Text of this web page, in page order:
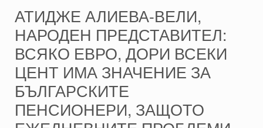
АТИДЖЕ АЛИЕВА-ВЕЛИ,
НАРОДЕН ПРЕДСТАВИТЕЛ:
ВСЯКО ЕВРО, ДОРИ ВСЕКИ
ЦЕНТ ИМА ЗНАЧЕНИЕ ЗА
БЪЛГАРСКИТЕ
ПЕНСИОНЕРИ, ЗАЩОТО